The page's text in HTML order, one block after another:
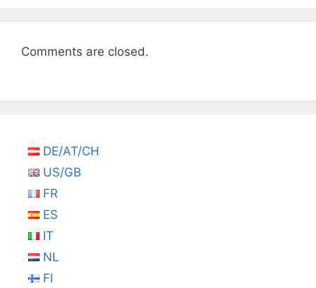
Comments are closed.
DE/AT/CH
US/GB
FR
ES
IT
NL
FI